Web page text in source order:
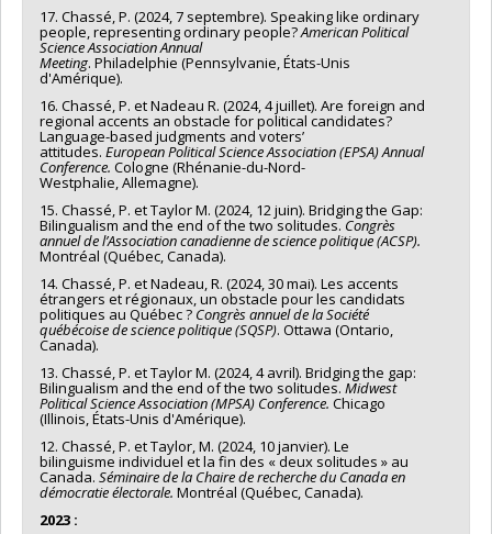
17. Chassé, P. (2024, 7 septembre). Speaking like ordinary
people, representing ordinary people?American Political
Science AssociationAnnual
Meeting. Philadelphie (Pennsylvanie, États-Unis
d'Amérique).
16. Chassé, P. et Nadeau R. (2024, 4 juillet). Are foreign and
regional accents an obstacle for political candidates?
Language-based judgments and voters’
attitudes. European Political Science Association (EPSA) Annual
Conference. Cologne (Rhénanie-du-Nord-
Westphalie, Allemagne).
15. Chassé, P. et Taylor M. (2024, 12 juin). Bridging the Gap:
Bilingualism and the end of the two solitudes.Congrès
annuel de l’Association canadienne de science politique (ACSP).
Montréal (Québec, Canada).
14. Chassé, P. et Nadeau, R. (2024, 30 mai). Les accents
étrangers et régionaux, un obstacle pour les candidats
politiques au Québec ? Congrès annuel de la Société
québécoise de science politique (SQSP). Ottawa (Ontario,
Canada).
13. Chassé, P. et Taylor M. (2024, 4 avril). Bridging the gap:
Bilingualism and the end of the two solitudes. Midwest
Political Science Association (MPSA) Conference. Chicago
(Illinois, États-Unis d'Amérique).
12. Chassé, P. et Taylor, M. (2024, 10 janvier). Le
bilinguisme individuel et la fin des « deux solitudes » au
Canada. Séminaire de la Chaire de recherche du Canada en
démocratie électorale. Montréal (Québec, Canada).
2023 :